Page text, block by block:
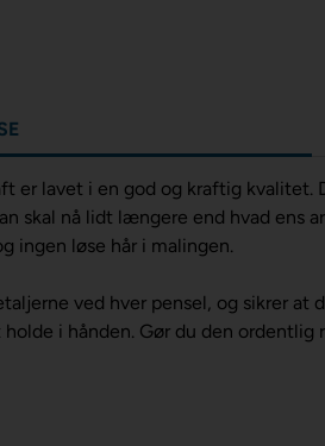
er lavet i en god og kraftig
skal nå lidt længere end hvad
ingen løse hår i malingen.
ved hver pensel, og sikrer
i hånden. Gør du den ordentlig